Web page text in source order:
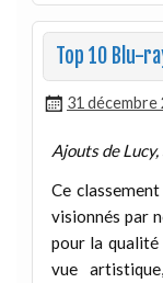
Top 10 Blu-
31 décembre
Ajouts de
Ce
visionnés par
pour la
vue